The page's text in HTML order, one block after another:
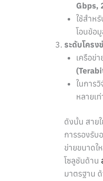
Gbps,
ใช้สำห
โอนข้อ
ระดับโครง
เครือข่
ในการ
หลายเ
ดังนั้น สาย
การรองรับ
ข่ายขนาดใ
โซลูชันด้าน
มาตรฐาน